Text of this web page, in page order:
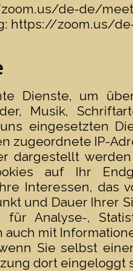
de-de/
https://zoom.us/
Dienste, um
Musik,
eingesetzten
zugeordnete IP-
dargestellt
auf Ihr
Interessen, das
und Dauer Ihrer
für Analyse-,
auch mit
Sie selbst
dort eingeloggt